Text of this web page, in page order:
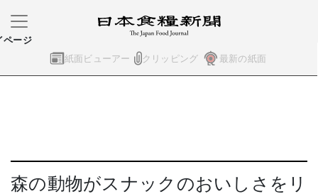
紙面ビューアー クリッピング 最新の紙面
ページ
森の動物がスナックのおいしさをリ